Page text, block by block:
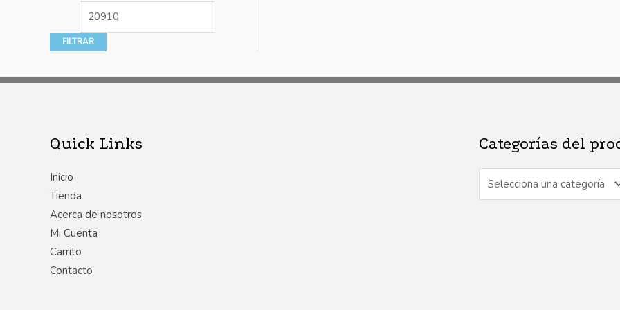
FILTRAR
Quick Links
Inicio
Tienda
Acerca de nosotros
Mi Cuenta
Carrito
Contacto
Categorías del